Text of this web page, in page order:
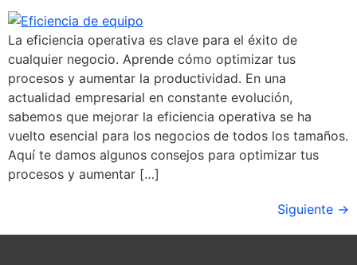
La eficiencia operativa es clave para el éxito de
cualquier negocio. Aprende cómo optimizar tus
procesos y aumentar la productividad. En una
actualidad empresarial en constante evolución,
sabemos que mejorar la eficiencia operativa se ha
vuelto esencial para los negocios de todos los tamaños.
Aquí te damos algunos consejos para optimizar tus
procesos y aumentar […]
Siguiente →